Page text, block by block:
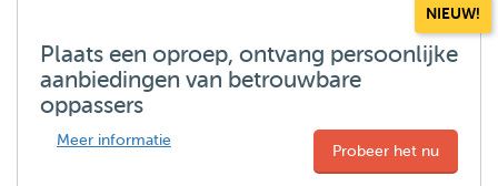
NIEUW!
Plaats een oproep, ontvang persoonlijke
aanbiedingen van betrouwbare
oppassers
Meer informatie
Probeer het nu